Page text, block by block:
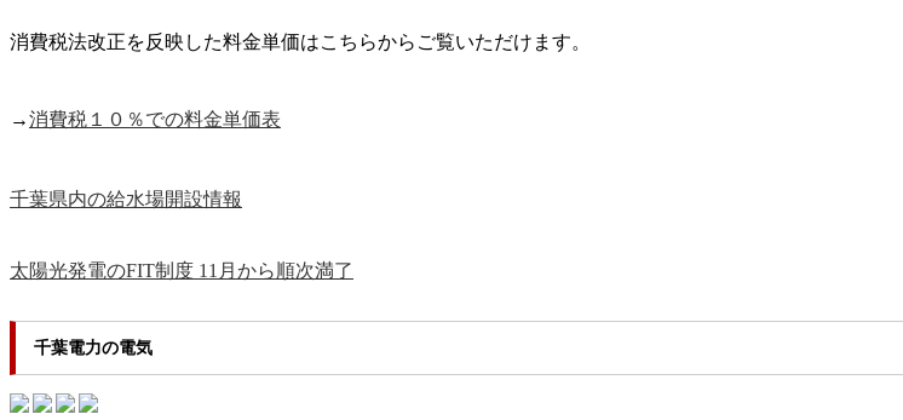
消費税法改正を反映した料金単価はこちらからご覧いただけます。
→消費税１０％での料金単価表
千葉県内の給水場開設情報
太陽光発電のFIT制度 11月から順次満了
千葉電力の電気